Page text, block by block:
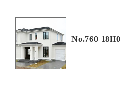
No.760